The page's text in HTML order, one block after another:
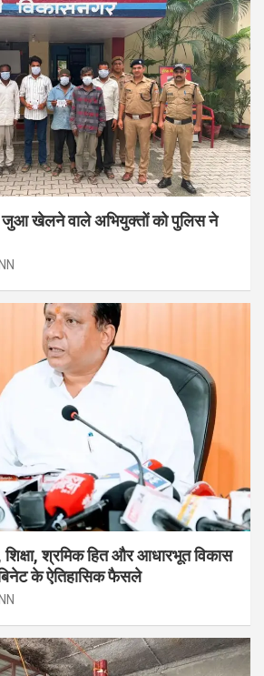
जुआ खेलने वाले अभियुक्तों को पुलिस ने
श्रमिक हित और आधारभूत विकास
के ऐतिहासिक फैसले